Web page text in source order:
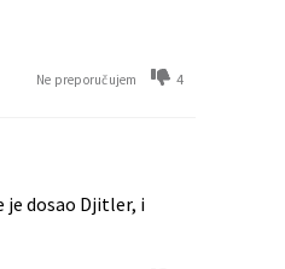
Ne preporučujem 4
je dosao Djitler, i